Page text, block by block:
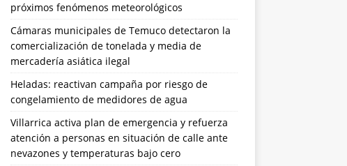
próximos fenómenos meteorológicos
Cámaras municipales de Temuco detectaron la
comercialización de tonelada y media de
mercadería asiática ilegal
Heladas: reactivan campaña por riesgo de
congelamiento de medidores de agua
Villarrica activa plan de emergencia y refuerza
atención a personas en situación de calle ante
nevazones y temperaturas bajo cero